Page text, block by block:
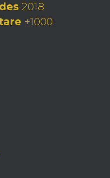
2018
+1000